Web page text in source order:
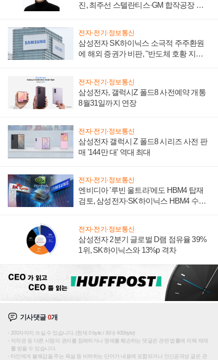
진, 최주선 스텔란티스·GM 합작공장 건
전자·전기·정보통신
삼성전자 SK하이닉스 소극적 주주환원
에 해외 증권가 비판, "반도체 호황 지속
전자·전기·정보통신
삼성전자, 갤럭시Z 폴드8 사전예약 개통
8월31일까지 연장
전자·전기·정보통신
삼성전자 갤럭시 Z 폴드8 시리즈 사전 판
매 '144만 대' 역대 최대
전자·전기·정보통신
엔비디아 '루빈 울트라'에도 HBM4 탑재
검토, 삼성전자·SK하이닉스 HBM4 수율
전자·전기·정보통신
삼성전자 2분기 글로벌 D램 점유율 39%
1위, SK하이닉스와 13%p 격차
기사댓글0개
200자까지 쓰실 수 있습니다. (현재 0 byte / 최대 400byte)
저작권 등 다른 사람의 권리를 침해하거나 명예를 훼손하는 댓글은 관련 법률에 의해 제재
를 받을 수 있습니다.
타인에게 불쾌감을 주는 욕설 등 비하하는 단어가 내용에 포함되거나 인신공격성 글은 관